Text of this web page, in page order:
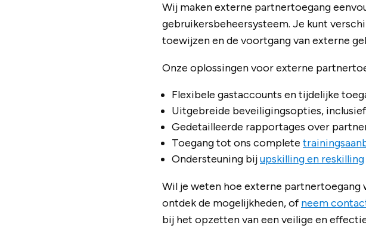
Wij maken externe partnertoegang
gebruikersbeheersysteem. Je kunt
toewijzen en de voortgang van externe
Onze oplossingen voor externe
Flexibele gastaccounts en tijdelijke
Uitgebreide beveiligingsopties,
Gedetailleerde rapportages over
Toegang tot ons complete
Ondersteuning bijupskilling en reskilling
Wil je weten hoe externe
ontdek de mogelijkheden, of neem
bij het opzetten van een veilige en